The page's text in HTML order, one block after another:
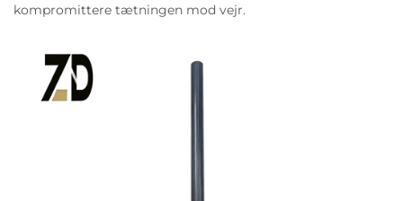
kompromittere tætningen mod vejr.